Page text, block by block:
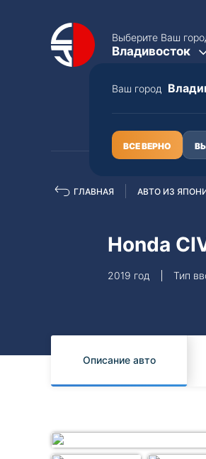
Выберите Ваш
Владивосток
Ваш город
ВСЕ ВЕРНО
Полная пошлина
Subaru
ГЛАВНАЯ АВТО ИЗ
Honda
2019 год Тип
Описание авто